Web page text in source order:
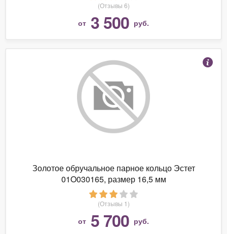
(Отзывы 6)
от 3 500 руб.
Золотое обручальное парное кольцо Эстет
01O030165, размер 16,5 мм
(Отзывы 1)
от 5 700 руб.